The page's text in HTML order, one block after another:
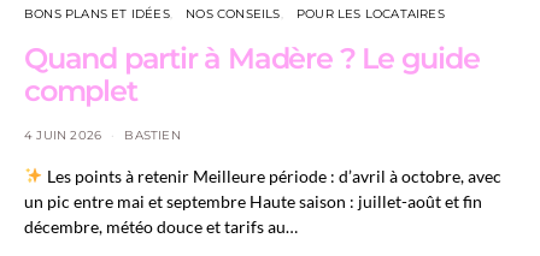
BONS PLANS ET IDÉES NOS CONSEILS POUR LES LOCATAIRES
Quand partir à Madère ? Le guide
complet
4 JUIN 2026 BASTIEN
Les points à retenir Meilleure période : d’avril à octobre, avec
un pic entre mai et septembre Haute saison : juillet-août et fin
décembre, météo douce et tarifs au…